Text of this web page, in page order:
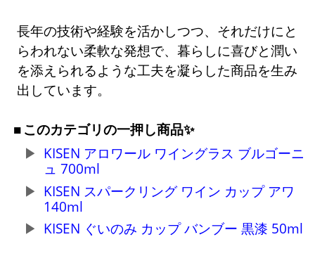
長年の技術や経験を活かしつつ、それだけにと
らわれない柔軟な発想で、暮らしに喜びと潤い
を添えられるような工夫を凝らした商品を生み
出しています。
このカテゴリの一押し商品✨
KISEN アロワール ワイングラス ブルゴーニ
ュ 700ml
KISEN スパークリング ワイン カップ アワ
140ml
KISEN ぐいのみ カップ バンブー 黒漆 50ml